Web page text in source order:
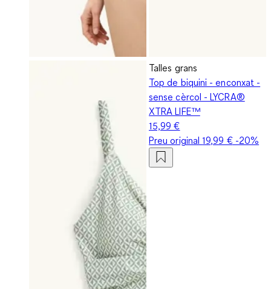
Talles grans
Top de biquini - enconxat -
sense cèrcol - LYCRA®
XTRA LIFE™
15,99 €
Preu original19,99 €-20%